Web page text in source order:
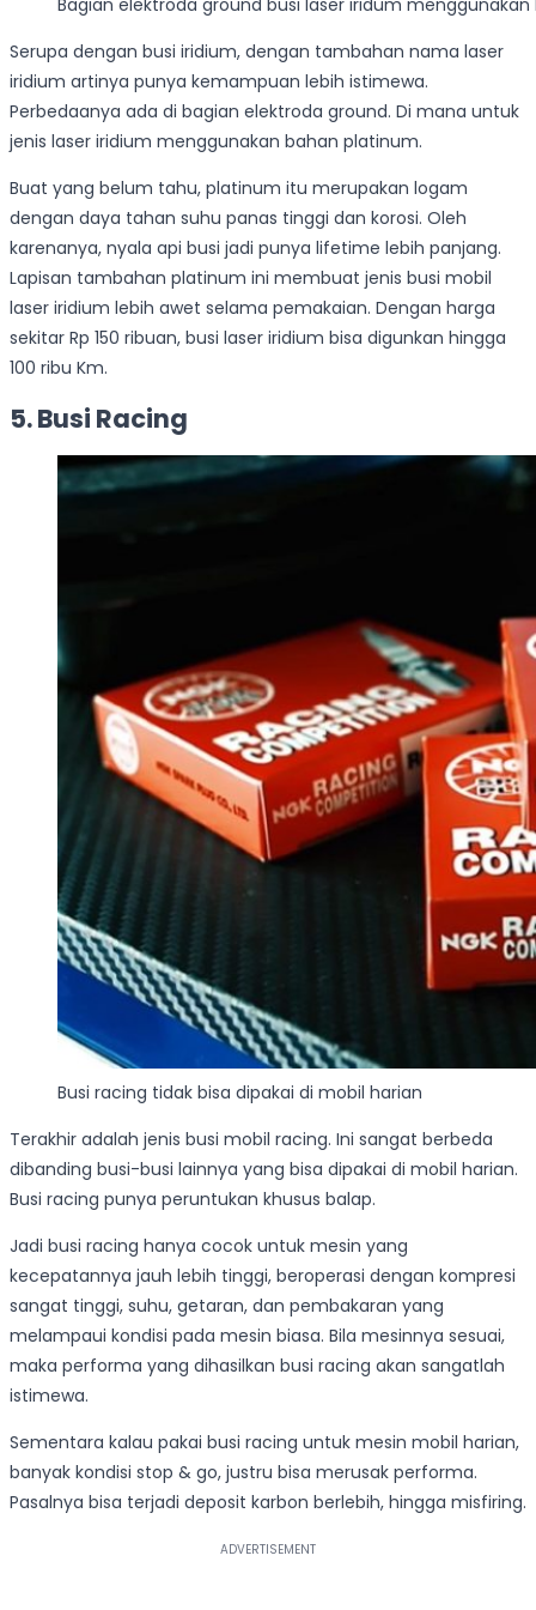
Serupa dengan busi iridium, dengan tambahan nama laser
iridium artinya punya kemampuan lebih istimewa.
Perbedaanya ada di bagian elektroda ground. Di mana untuk
jenis laser iridium menggunakan bahan platinum.
Buat yang belum tahu, platinum itu merupakan logam
dengan daya tahan suhu panas tinggi dan korosi. Oleh
karenanya, nyala api busi jadi punya lifetime lebih panjang.
Lapisan tambahan platinum ini membuat jenis busi mobil
laser iridium lebih awet selama pemakaian. Dengan harga
sekitar Rp 150 ribuan, busi laser iridium bisa digunkan hingga
100 ribu Km.
5. Busi Racing
Busi racing tidak bisa dipakai di mobil harian
Terakhir adalah jenis busi mobil racing. Ini sangat berbeda
dibanding busi-busi lainnya yang bisa dipakai di mobil harian.
Busi racing punya peruntukan khusus balap.
Jadi busi racing hanya cocok untuk mesin yang
kecepatannya jauh lebih tinggi, beroperasi dengan kompresi
sangat tinggi, suhu, getaran, dan pembakaran yang
melampaui kondisi pada mesin biasa. Bila mesinnya sesuai,
maka performa yang dihasilkan busi racing akan sangatlah
istimewa.
Sementara kalau pakai busi racing untuk mesin mobil harian,
banyak kondisi stop & go, justru bisa merusak performa.
Pasalnya bisa terjadi deposit karbon berlebih, hingga misfiring.